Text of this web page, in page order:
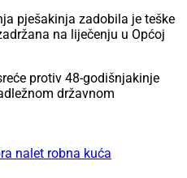
pješakinja zadobila je teške
na liječenju u Općoj
protiv 48-godišnjakinje
državnom
nalet robna kuća